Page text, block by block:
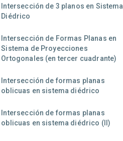
Intersección de 3 planos en Sistema
Diédrico
Intersección de Formas Planas en
Sistema de Proyecciones
Ortogonales (en tercer cuadrante)
Intersección de formas planas
oblicuas en sistema diédrico
Intersección de formas planas
oblicuas en sistema diédrico (II)